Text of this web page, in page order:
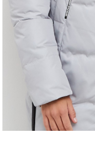
О компании